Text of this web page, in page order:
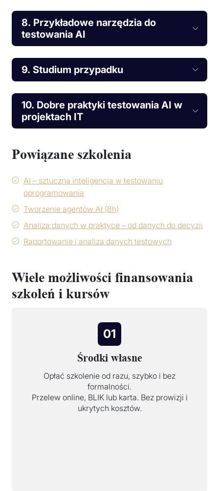
8. Przykładowe narzędzia do
testowania AI
9. Studium przypadku
10. Dobre praktyki testowania AI w
projektach IT
Powiązane szkolenia
AI – sztuczna inteligencja w testowaniu
oprogramowania
Tworzenie agentów AI (8h)
Analiza danych w praktyce – od danych do decyzji
Raportowanie i analiza danych testowych
Wiele możliwości finansowania
szkoleń i kursów
01
Środki własne
Opłać szkolenie od razu, szybko i bez
formalności.
Przelew online, BLIK lub karta. Bez prowizji i
ukrytych kosztów.